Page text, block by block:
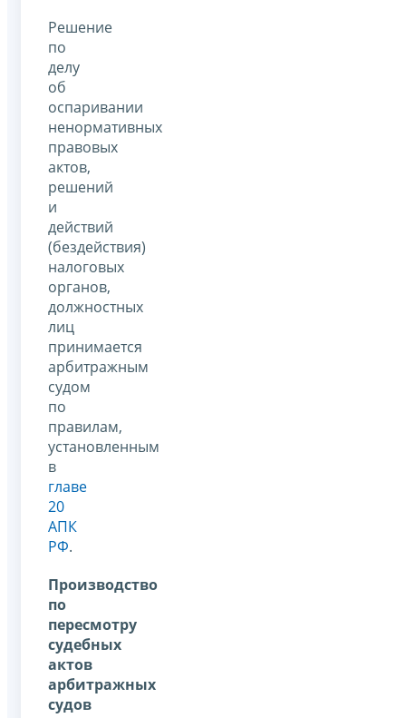
Решение
по
делу
об
оспаривании
ненормативных
правовых
актов,
решений
и
действий
(бездействия)
налоговых
органов,
должностных
лиц
принимается
арбитражным
судом
по
правилам,
установленным
в
главе
20
АПК
РФ.
Производство
по
пересмотру
судебных
актов
арбитражных
судов